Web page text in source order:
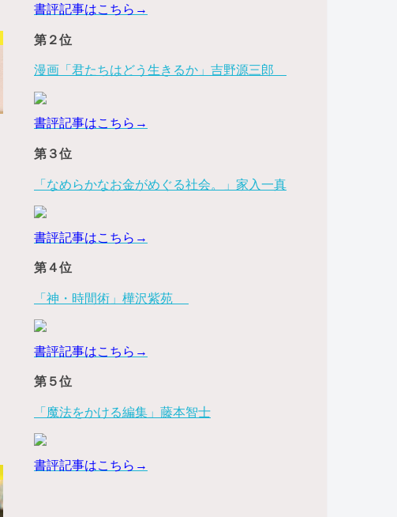
書評記事はこちら→
第２位
漫画「君たちはどう生きるか」吉野源三郎
書評記事はこちら→
第３位
「なめらかなお金がめぐる社会。」家入一真
書評記事はこちら→
第４位
「神・時間術」樺沢紫苑
書評記事はこちら→
第５位
「魔法をかける編集」藤本智士
書評記事はこちら→